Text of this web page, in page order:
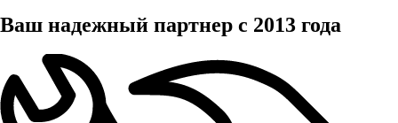
Ваш надежный партнер с 2013 года